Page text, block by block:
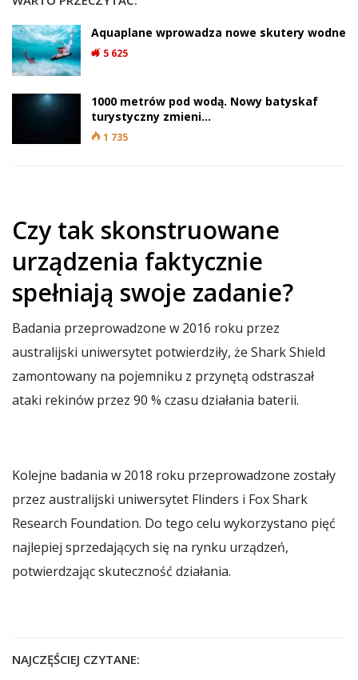
Aquaplane wprowadza nowe skutery wodne
5 625
1000 metrów pod wodą. Nowy batyskaf
turystyczny zmieni…
1 735
Czy tak skonstruowane
urządzenia faktycznie
spełniają swoje zadanie?
Badania przeprowadzone w 2016 roku przez
australijski uniwersytet potwierdziły, że Shark Shield
zamontowany na pojemniku z przynętą odstraszał
ataki rekinów przez 90 % czasu działania baterii.
Kolejne badania w 2018 roku przeprowadzone zostały
przez australijski uniwersytet Flinders i Fox Shark
Research Foundation. Do tego celu wykorzystano pięć
najlepiej sprzedających się na rynku urządzeń,
potwierdzając skuteczność działania.
NAJCZĘŚCIEJ CZYTANE: